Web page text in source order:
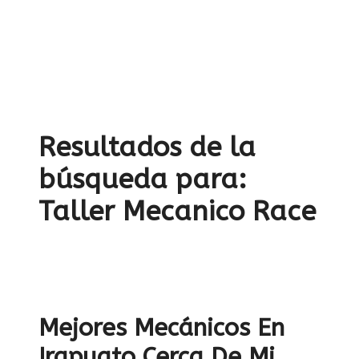
Resultados de la
búsqueda para:
Taller Mecanico Race
Mejores Mecánicos En